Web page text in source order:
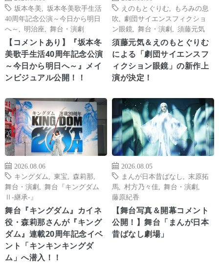
坂本冬美
坂本冬美歌手生活
40周年記念公演～今日から明日
へ～
明治座 舞台・演劇
【コメントあり】『坂本冬
美歌手生活40周年記念公演
～今日から明日へ～』メイ
ンビジュアル公開！！
えのもとぐりむ
もろみの息
吹
劇団サイエンスフィクショ
ン眼鏡
舞台・演劇 須藤元気
須藤元気＆えのもとぐりむ
による「劇団サイエンスフ
ィクション眼鏡」の新作上
演が決定！
2026.08.06
キングダム
東宝 森莉那
舞台・演劇
舞台『キングダム
Ⅱ-継承-』
舞台『キングダム』カイネ
役・森莉那さんが『キング
ダム』連載20周年記念イベ
ント「キンキンキングダ
ム」へ潜入！！
2026.08.05
まんが日本昔ばなし
末原拓
馬
村方乃々佳 舞台・演劇
藤原紀香
【舞台写真＆開幕コメント
公開！】舞台「まんが日本
昔ばなし劇場」